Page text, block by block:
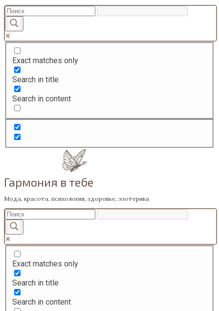
Перейти
к
содержанию
Exact matches only
Search in title
Search in content
Гармония в тебе
Мода, красота, психология, здоровье, эзотерика
Exact matches only
Search in title
Search in content